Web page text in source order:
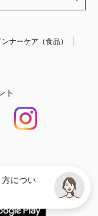
ンナーケア（食品）
ト
に！
につい